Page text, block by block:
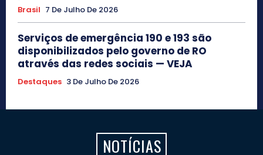
Brasil 7 De Julho De 2026
Serviços de emergência 190 e 193 são
disponibilizados pelo governo de RO
através das redes sociais — VEJA
Destaques 3 De Julho De 2026
NOTÍCIAS